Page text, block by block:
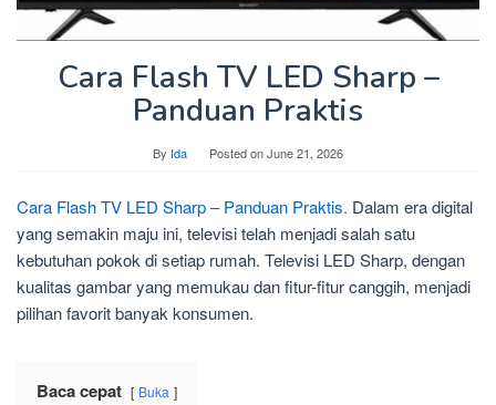
Cara Flash TV LED Sharp –
Panduan Praktis
By Ida Posted onJune 21, 2026
Cara Flash TV LED Sharp – Panduan Praktis. Dalam era digital
yang semakin maju ini, televisi telah menjadi salah satu
kebutuhan pokok di setiap rumah. Televisi LED Sharp, dengan
kualitas gambar yang memukau dan fitur-fitur canggih, menjadi
pilihan favorit banyak konsumen.
Baca cepat Buka